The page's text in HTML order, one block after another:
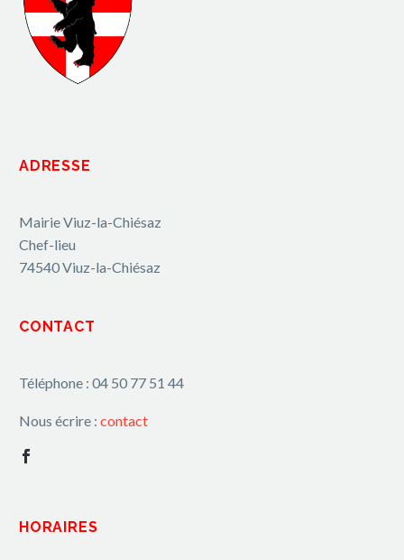
ADRESSE
Mairie Viuz-la-Chiésaz
Chef-lieu
74540 Viuz-la-Chiésaz
CONTACT
Téléphone : 04 50 77 51 44
Nous écrire : contact
HORAIRES